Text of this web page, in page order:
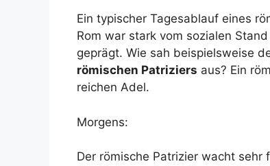
Ein typischer Tagesablauf eines
Rom war stark vom sozialen
geprägt. Wie sah beispielsweise
römischen Patriziers aus? Ein
reichen Adel.
Morgens:
Der römische Patrizier wacht sehr